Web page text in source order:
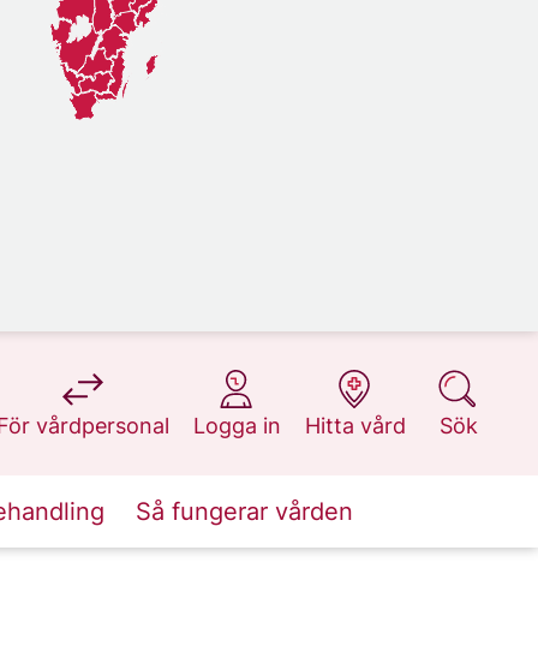
vårdpersonal
på 1177.se
Logga in
på 1177.se
Hitta vård
på 1177.se
Sök
på 1177.se
Så fungerar vården